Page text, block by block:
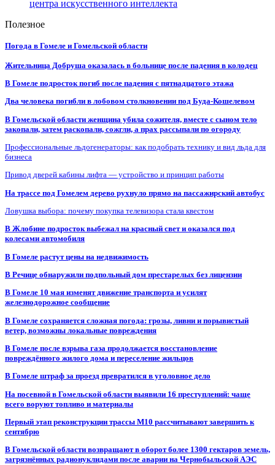
центра искусственного интеллекта
Полезное
Погода в Гомеле и Гомельской области
Жительница Добруша оказалась в больнице после падения в колодец
В Гомеле подросток погиб после падения с пятнадцатого этажа
Два человека погибли в лобовом столкновении под Буда-Кошелевом
В Гомельской области женщина убила сожителя, вместе с сыном тело
закопали, затем раскопали, сожгли, а прах рассыпали по огороду
Профессиональные льдогенераторы: как подобрать технику и вид льда для
бизнеса
Привод дверей кабины лифта — устройство и принцип работы
На трассе под Гомелем дерево рухнуло прямо на пассажирский автобус
Ловушка выбора: почему покупка телевизора стала квестом
В Жлобине подросток выбежал на красный свет и оказался под
колесами автомобиля
В Гомеле растут цены на недвижимость
В Речице обнаружили подпольный дом престарелых без лицензии
В Гомеле 10 мая изменят движение транспорта и усилят
железнодорожное сообщение
В Гомеле сохраняется сложная погода: грозы, ливни и порывистый
ветер, возможны локальные повреждения
В Гомеле после взрыва газа продолжается восстановление
повреждённого жилого дома и переселение жильцов
В Гомеле штраф за проезд превратился в уголовное дело
На посевной в Гомельской области выявили 16 преступлений: чаще
всего воруют топливо и материалы
Первый этап реконструкции трассы М10 рассчитывают завершить к
сентябрю
В Гомельской области возвращают в оборот более 1300 гектаров земель,
загрязнённых радионуклидами после аварии на Чернобыльской АЭС